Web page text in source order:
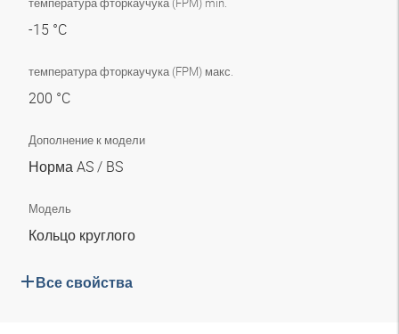
-15 °C
температура фторкаучука (FPM) макс.
200 °C
Дополнение к модели
Норма AS / BS
Модель
Кольцо круглого
Все свойства